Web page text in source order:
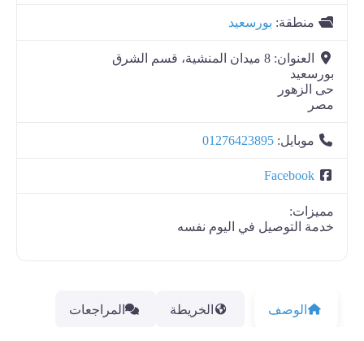
منطقة: بورسعيد
العنوان: 8 ميدان المنشية، قسم الشرق
بورسعيد
حى الزهور
مصر
موبايل: 01276423895
Facebook
مميزات:
خدمة التوصيل في اليوم نفسه
الوصف الخريطة المراجعات